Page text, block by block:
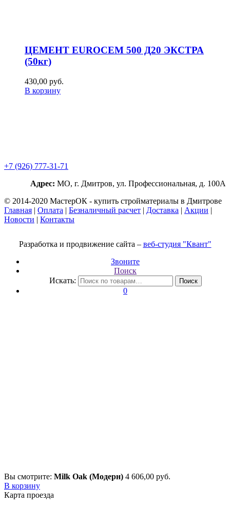
ЦЕМЕНТ EUROCEM 500 Д20 ЭКСТРА
(50кг)
430,00 руб.
В корзину
+7 (926) 777-31-71
Адрес: МО, г. Дмитров, ул. Профессиональная, д. 100А
© 2014-2020 МастерОК - купить стройматериалы в Дмитрове
Главная | Оплата | Безналичный расчет | Доставка | Акции |
Новости | Контакты
Разработка и продвижение сайта – веб-студия "Квант"
Звоните
Поиск
Искать:
Поиск
0
Вы смотрите: Milk Oak (Модерн) 4 606,00 руб.
В корзину
Карта проезда